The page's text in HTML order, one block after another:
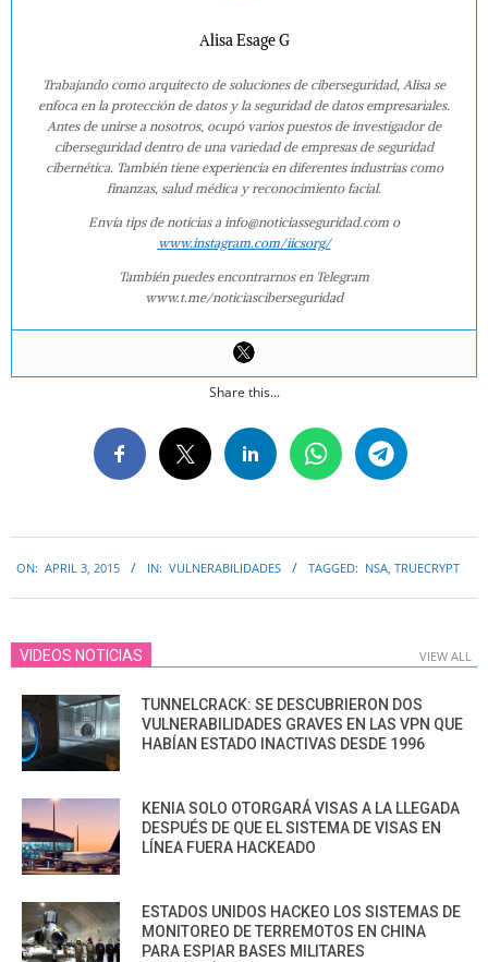
Alisa Esage G
Trabajando como arquitecto de soluciones de ciberseguridad, Alisa se
enfoca en la protección de datos y la seguridad de datos empresariales.
Antes de unirse a nosotros, ocupó varios puestos de investigador de
ciberseguridad dentro de una variedad de empresas de seguridad
cibernética. También tiene experiencia en diferentes industrias como
finanzas, salud médica y reconocimiento facial.
Envía tips de noticias a info@noticiasseguridad.com o
www.instagram.com/iicsorg/
También puedes encontrarnos en Telegram
www.t.me/noticiasciberseguridad
Share this...
04-
03
ON: APRIL 3, 2015 IN: VULNERABILIDADES TAGGED: NSA, TRUECRYPT
VIDEOS NOTICIAS VIEW ALL
TUNNELCRACK: SE DESCUBRIERON DOS
VULNERABILIDADES GRAVES EN LAS VPN QUE
HABÍAN ESTADO INACTIVAS DESDE 1996
KENIA SOLO OTORGARÁ VISAS A LA LLEGADA
DESPUÉS DE QUE EL SISTEMA DE VISAS EN
LÍNEA FUERA HACKEADO
ESTADOS UNIDOS HACKEO LOS SISTEMAS DE
MONITOREO DE TERREMOTOS EN CHINA
PARA ESPIAR BASES MILITARES